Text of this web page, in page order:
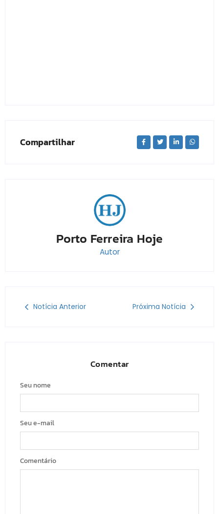
Compartilhar
Porto Ferreira Hoje
Autor
Notícia Anterior Próxima Notícia
Comentar
Seu nome
Seu e-mail
Comentário